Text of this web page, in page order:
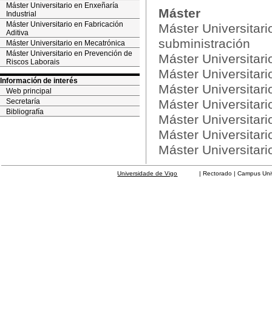
Máster Universitario en Enxeñaría
Industrial
Máster Universitario en Fabricación
Aditiva
Máster Universitario en Mecatrónica
Máster Universitario en Prevención de
Riscos Laborais
Información de interés
Web principal
Secretaría
Bibliografía
Máster
Máster
subministración
Máster
Máster
Máster
Máster
Máster
Máster
Máster
Universidade de Vigo | Rectorado | Campus